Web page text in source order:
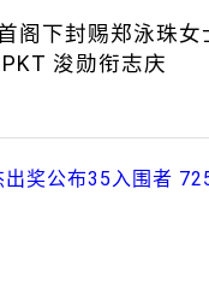
阁下封赐郑泳珠女
浚勋衔志庆